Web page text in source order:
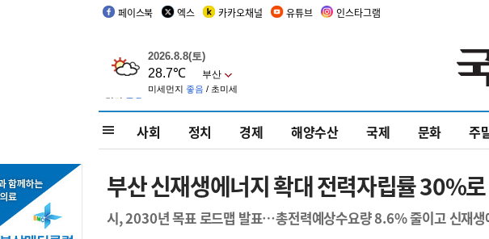
페이스북 엑스 카카오채널 유튜브 인스타그램
사회 정치 경제 해양수산 국제 문화 주
부산 신재생에너지 확대 전력자립률 30%
시, 2030년 목표 로드맵 발표…총전력예상수요량 8.6% 줄이고 신재생